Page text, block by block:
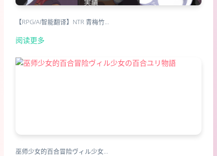
【RPG/AI智能翻译】NTR 青梅竹…
阅读更多
巫师少女的百合冒险ヴィル少女…